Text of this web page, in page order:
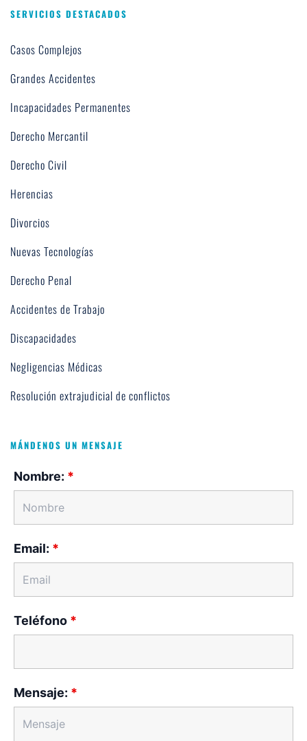
SERVICIOS DESTACADOS
Casos Complejos
Grandes Accidentes
Incapacidades Permanentes
Derecho Mercantil
Derecho Civil
Herencias
Divorcios
Nuevas Tecnologías
Derecho Penal
Accidentes de Trabajo
Discapacidades
Negligencias Médicas
Resolución extrajudicial de conflictos
MÁNDENOS UN MENSAJE
Nombre: *
Email: *
Teléfono *
Mensaje: *